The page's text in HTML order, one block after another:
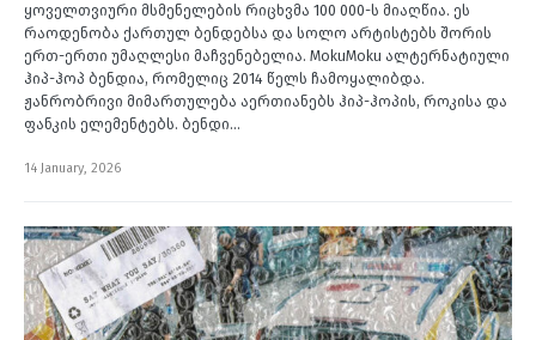
ყოველთვიური მსმენელების რიცხვმა 100 000-ს მიაღწია. ეს
რაოდენობა ქართულ ბენდებსა და სოლო არტისტებს შორის
ერთ-ერთი უმაღლესი მაჩვენებელია. MokuMoku ალტერნატიული
ჰიპ-ჰოპ ბენდია, რომელიც 2014 წელს ჩამოყალიბდა.
ჟანრობრივი მიმართულება აერთიანებს ჰიპ-ჰოპის, როკისა და
ფანკის ელემენტებს. ბენდი…
14 January, 2026